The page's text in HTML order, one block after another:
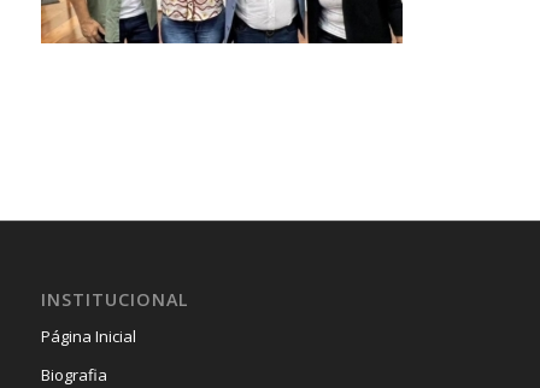
INSTITUCIONAL
Página Inicial
Biografia